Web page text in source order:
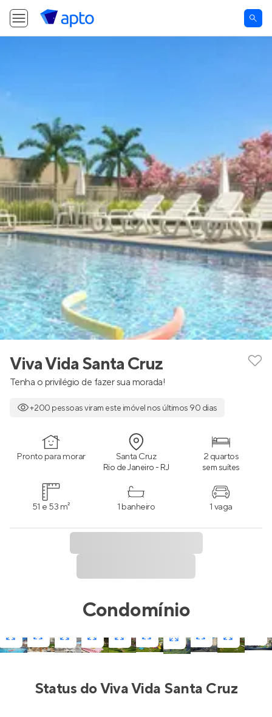
Viva Vida Santa Cruz
Tenha o privilégio de fazer sua morada!
+200 pessoas viram este imóvel nos últimos 90 dias
Pronto para morar Santa Cruz
Rio de Janeiro - RJ
2 quartos
sem suítes
51 e 53 m² 1 banheiro 1 vaga
Condomínio
Status doViva Vida Santa Cruz